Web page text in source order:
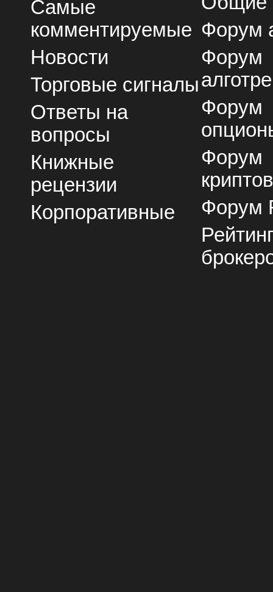
Самые
комментируемые
Новости
Торговые сигналы
Ответы на
вопросы
Книжные
рецензии
Корпоративные
Форум
Форум
Форум
Форум
Форум